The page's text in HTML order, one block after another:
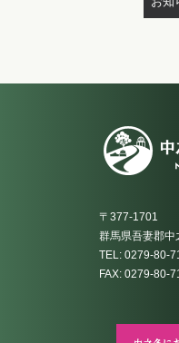
〒377-1701
群馬県吾妻郡
TEL: 0279-80-
FAX: 0279-80-